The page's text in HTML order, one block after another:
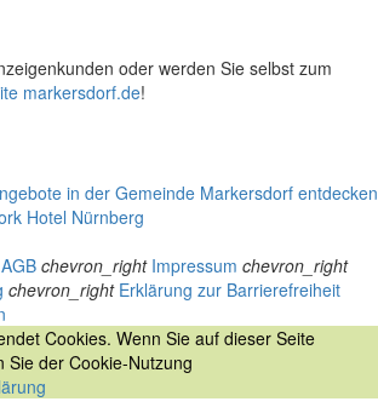
oder werden Sie selbst zum
markersdorf.de!
Hotel Nürnberg
AGB chevron_right Impressum chevron_right
chevron_right Erklärung zur Barrierefreiheit
Cookies. Wenn Sie auf dieser Seite
Sie der Cookie-Nutzung